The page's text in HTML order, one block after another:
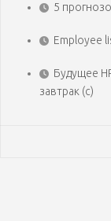
5
Employee
Будущее
завтрак (с)